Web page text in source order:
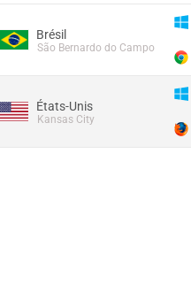
Brésil
São Bernardo do Campo
États-Unis
Kansas City